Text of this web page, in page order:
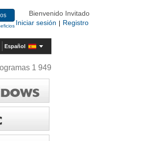
Bienvenido Invitado
Iniciar sesión
Registro
Español
1 949